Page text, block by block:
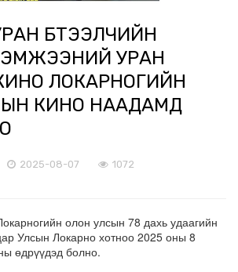
БҮТЭЭЛЧИЙН
УРАН
ЛОКАРНОГИЙН
КИНО НААДАМД
2025-08-07 1072
олон улсын 78 дахь удаагийн
Улсын Локарно хотноо 2025 оны 8
өдрүүдэд болно.